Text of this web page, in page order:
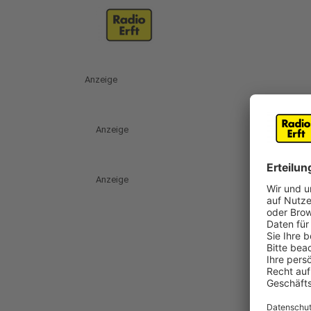
Anzeige
Anzeige
Anzeige